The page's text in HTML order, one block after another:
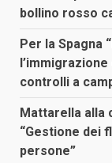
bollino rosso
Per la Spagna
controlli a
Mattarella alla
“Gestione dei
persone”